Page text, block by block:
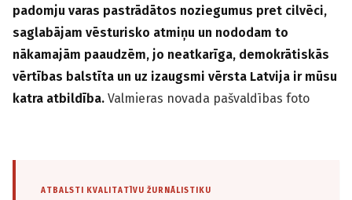
padomju varas pastrādātos noziegumus pret cilvēci,
saglabājam vēsturisko atmiņu un nododam to
nākamajām paaudzēm, jo neatkarīga, demokrātiskās
vērtības balstīta un uz izaugsmi vērsta Latvija ir mūsu
katra atbildība. Valmieras novada pašvaldības foto
ATBALSTI KVALITATĪVU ŽURNĀLISTIKU